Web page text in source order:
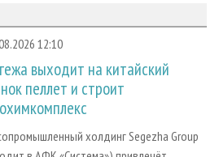
ПЛИТ
12:10
выходит на китайский
пеллет и строит
холдинг Segezha Group